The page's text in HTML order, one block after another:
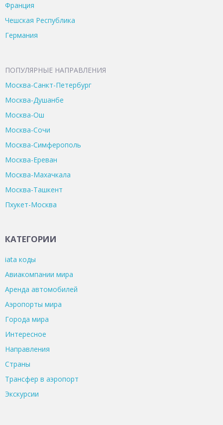
Франция
Чешская Республика
Германия
ПОПУЛЯРНЫЕ НАПРАВЛЕНИЯ
Москва-Санкт-Петербург
Москва-Душанбе
Москва-Ош
Москва-Сочи
Москва-Симферополь
Москва-Ереван
Москва-Махачкала
Москва-Ташкент
Пхукет-Москва
КАТЕГОРИИ
iata коды
Авиакомпании мира
Аренда автомобилей
Аэропорты мира
Города мира
Интересное
Направления
Страны
Трансфер в аэропорт
Экскурсии